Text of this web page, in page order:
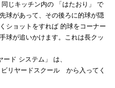
じキッチン内の 「はたおり」 で
球があって、その後ろに的球が隠
ショットをすれば 的球をコーナー
球が追いかけます。これは長クッ
ド システム」 は、
リヤードスクール から入ってく